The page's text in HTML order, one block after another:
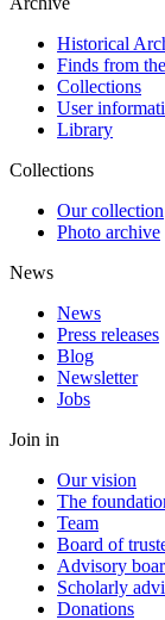
Historical
Finds from
Collections
User
Library
Collections
Our collection
Photo archive
News
News
Press releases
Blog
Newsletter
Jobs
Join in
Our vision
The
Team
Board of
Advisory
Scholarly
Donations